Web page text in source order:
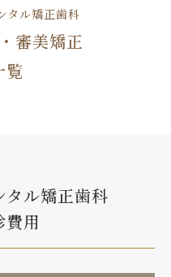
タル矯正歯科
審美矯正
覧
タル矯正歯科
費用